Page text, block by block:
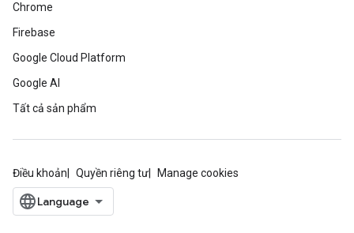
Chrome
Firebase
Google Cloud Platform
Google AI
Tất cả sản phẩm
Điều khoản Quyền riêng tư Manage cookies